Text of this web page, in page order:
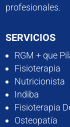
profesionales.
SERVICIOS
RGM + que
Fisioterapia
Nutricionista
Indiba
Fisioterapia
Osteopatía